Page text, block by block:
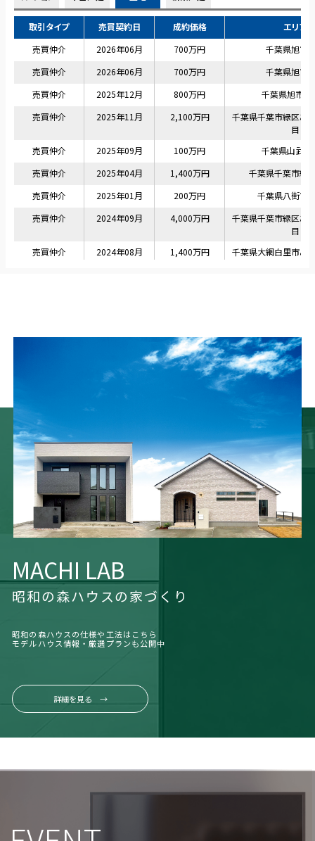
MACHI LAB
昭和の森ハウスの家づくり
昭和の森ハウスの仕様や工法はこちら
モデルハウス情報・厳選プランも公開中
詳細を見る →